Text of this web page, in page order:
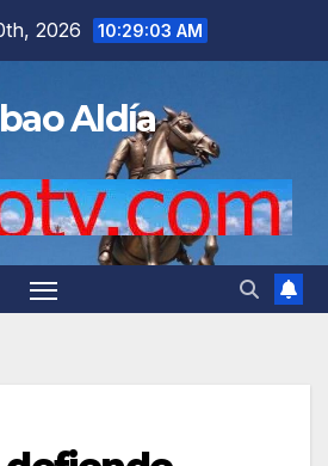
2026 10:29:04 AM
Aldía